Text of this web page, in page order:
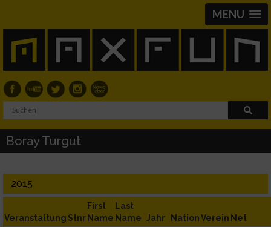
MENU
Boray Turgut
2015
Veranstaltung Stnr
First
Name
Last
Name Jahr NationVerein Net